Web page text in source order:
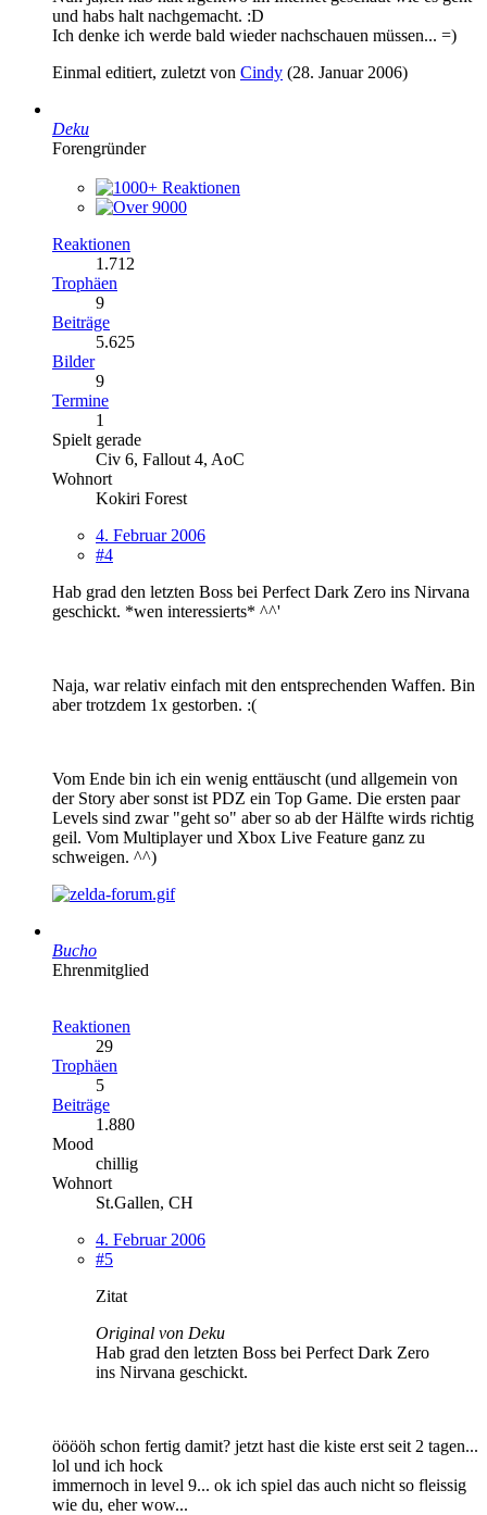
und habs halt nachgemacht. :D
Ich denke ich werde bald wieder nachschauen müssen... =)
Einmal editiert, zuletzt von Cindy (28. Januar 2006)
Deku
Forengründer
Reaktionen
1.712
Trophäen
9
Beiträge
5.625
Bilder
9
Termine
1
Spielt gerade
Civ 6, Fallout 4, AoC
Wohnort
Kokiri Forest
4. Februar 2006
#4
Hab grad den letzten Boss bei Perfect Dark Zero ins Nirvana
geschickt. *wen interessierts* ^^'
Naja, war relativ einfach mit den entsprechenden Waffen. Bin
aber trotzdem 1x gestorben. :(
Vom Ende bin ich ein wenig enttäuscht (und allgemein von
der Story aber sonst ist PDZ ein Top Game. Die ersten paar
Levels sind zwar "geht so" aber so ab der Hälfte wirds richtig
geil. Vom Multiplayer und Xbox Live Feature ganz zu
schweigen. ^^)
Bucho
Ehrenmitglied
Reaktionen
29
Trophäen
5
Beiträge
1.880
Mood
chillig
Wohnort
St.Gallen, CH
4. Februar 2006
#5
Zitat
Original von Deku
Hab grad den letzten Boss bei Perfect Dark Zero
ins Nirvana geschickt.
ööööh schon fertig damit? jetzt hast die kiste erst seit 2 tagen...
lol und ich hock
immernoch in level 9... ok ich spiel das auch nicht so fleissig
wie du, eher wow...